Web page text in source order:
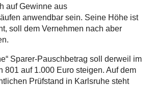
auf Gewinne aus
anwendbar sein. Seine Höhe ist
soll dem Vernehmen nach aber
Sparer-Pauschbetrag soll derweil im
801 auf 1.000 Euro steigen. Auf dem
Prüfstand in Karlsruhe steht